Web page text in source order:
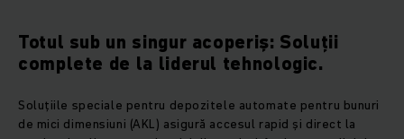
Totul sub un singur acoperiș: Soluții
complete de la liderul tehnologic.
Soluțiile speciale pentru depozitele automate pentru bunuri
de mici dimensiuni (AKL) asigură accesul rapid și direct la